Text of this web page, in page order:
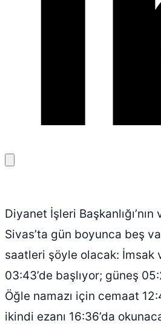
kopyala
Diyanet İşleri
Sivas’ta gün boyunca beş
saatleri şöyle olacak: İmsak
03:43’de başlıyor; güneş
Öğle namazı için cemaat
ikindi ezanı 16:36’da